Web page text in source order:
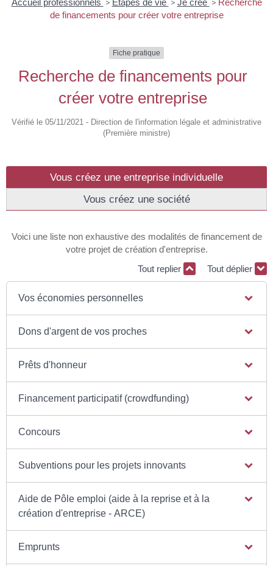
Accueil professionnels > Étapes de vie > Je crée > Recherche
de financements pour créer votre entreprise
Fiche pratique
Recherche de financements pour
créer votre entreprise
Vérifié le 05/11/2021 - Direction de l'information légale et administrative
(Première ministre)
Vous créez une entreprise individuelle
Vous créez une société
Voici une liste non exhaustive des modalités de financement de
votre projet de création d'entreprise.
Tout replier
Tout déplier
Vos économies personnelles
Dons d'argent de vos proches
Prêts d'honneur
Financement participatif (crowdfunding)
Concours
Subventions pour les projets innovants
Aide de Pôle emploi (aide à la reprise et à la
création d'entreprise - ARCE)
Emprunts